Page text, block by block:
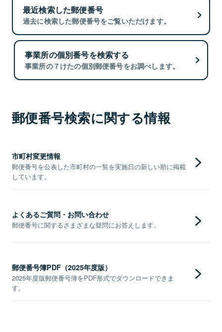
最近検索した郵便番号
過去に検索した郵便番号をご覧いただけます。
事業所の個別番号を検索する
事業所の７けたの個別郵便番号をお調べします。
郵便番号検索に関する情報
市町村変更情報
郵便番号を公表した市町村の一覧を実施日の新しい順に掲載
しています。
よくあるご質問・お問い合わせ
郵便番号に関するさまざまな疑問にお答えします。
郵便番号簿PDF（2025年度版）
2025年度版郵便番号簿をPDF形式でダウンロードできま
す。